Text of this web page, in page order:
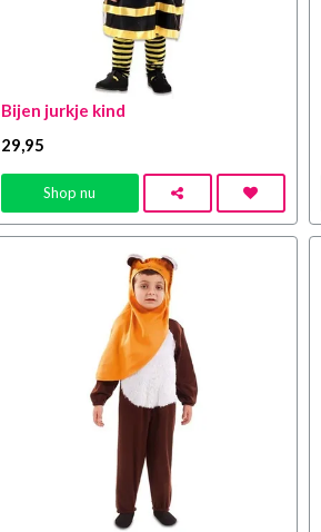
Bijen jurkje kind
29,95
Shop nu